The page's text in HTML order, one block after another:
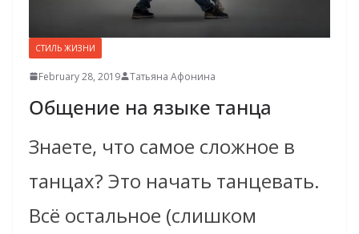
СТИЛЬ ЖИЗНИ
February 28, 2019 Татьяна Афонина
Общение на языке танца
Знаете, что самое сложное в
танцах? Это начать танцевать.
Всё остальное (слишком